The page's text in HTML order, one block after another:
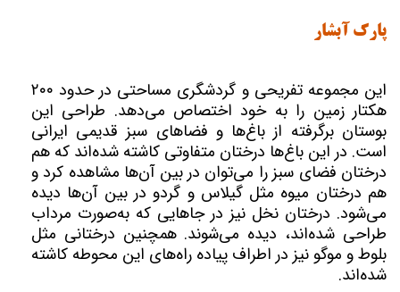
پارک آبشار
این مجموعه تفریحی و گردشگری مساحتی در حدود ۲۰۰
هکتار زمین را به خود اختصاص می‌دهد. طراحی این
بوستان برگرفته از باغ‌ها و فضاهای سبز قدیمی ایرانی
است. در این باغ‌ها درختان متفاوتی کاشته شده‌اند که هم
درختان فضای سبز را می‌توان در بین آن‌ها مشاهده کرد و
هم درختان میوه مثل گیلاس و گردو در بین آن‌ها دیده
می‌شود. درختان نخل نیز در جاهایی که به‌صورت مرداب
طراحی شده‌اند، دیده می‌شوند. همچنین درختانی مثل
بلوط و موگو نیز در اطراف پیاده راه‌های این محوطه کاشته
شده‌اند.